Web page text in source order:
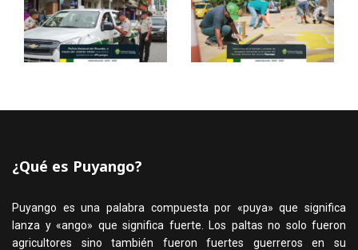
¿Qué es Puyango?
Puyango es una palabra compuesta por «puya» que significa
lanza y «ango» que significa fuerte. Los paltas no solo fueron
agricultores sino también fueron fuertes guerreros en su